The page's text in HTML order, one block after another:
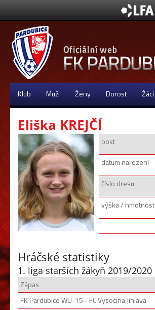
Klub Muži Ženy Dorost Žáci
Eliška KREJČÍ
post
datum narození
číslo dresu
výška / hmotnost
Hráčské statistiky
1. liga starších žákyň 2019/2020
Zápas
FK Pardubice WU-15 - FC Vysočina Jihlava